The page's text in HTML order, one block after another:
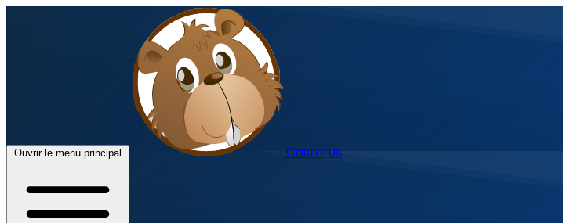
Ouvrir le menu principal Castorus